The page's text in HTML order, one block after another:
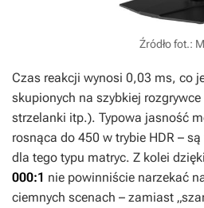
Źródło fot.:
Czas reakcji wynosi 0,03 ms, co
skupionych na szybkiej
strzelanki itp.). Typowa jasność
rosnąca do 450 w trybie HDR –
dla tego typu matryc. Z kolei dzięki
000:1 nie powinniście narzekać
ciemnych scenach – zamiast